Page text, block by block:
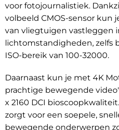
voor fotojournalistiek.
volbeeld CMOS-sensor kun
van vliegtuigen vastleggen
lichtomstandigheden, zelfs
ISO-bereik van 100-32000.
Daarnaast kun je met 4K
prachtige bewegende
x 2160 DCI
zorgt voor een soepele,
bewegende onderwerpen